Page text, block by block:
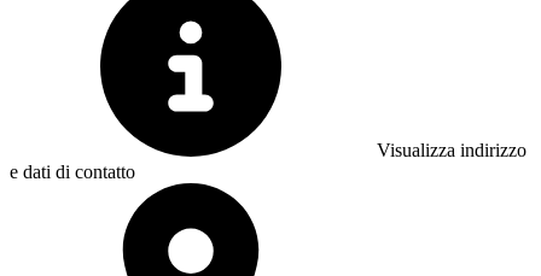
Visualizza indirizzo
e dati di contatto